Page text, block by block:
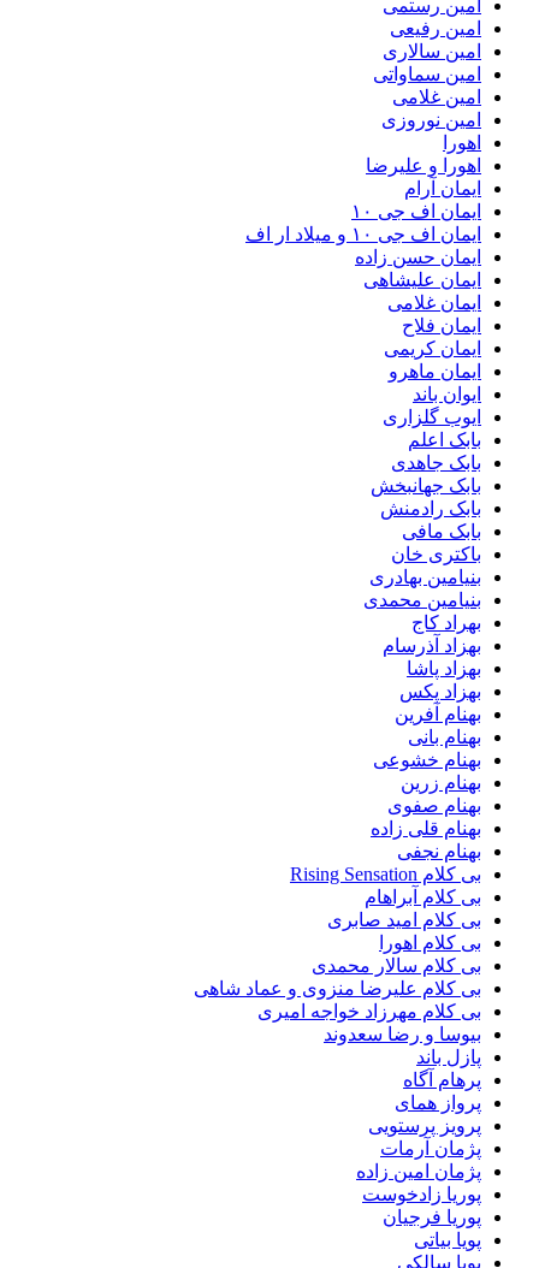
امین رستمی
امین رفیعی
امین سالاری
امین سماواتی
امین غلامی
امین نوروزی
اهورا
اهورا و علیرضا
ایمان آرام
ایمان اف جی ۱۰
ایمان اف جی ۱۰ و میلاد ار اف
ایمان حسن زاده
ایمان علیشاهی
ایمان غلامی
ایمان فلاح
ایمان کریمی
ایمان ماهرو
ایوان باند
ایوب گلزاری
بابک اعلم
بابک جاهدی
بابک جهانبخش
بابک رادمنش
بابک مافی
باکتری خان
بنیامین بهادری
بنیامین محمدی
بهراد کاج
بهزاد آذرسام
بهزاد پاشا
بهزاد پکس
بهنام آفرین
بهنام بانی
بهنام خشوعی
بهنام زرین
بهنام صفوی
بهنام قلی زاده
بهنام نجفی
بی کلام Rising Sensation
بی کلام آبراهام
بی کلام امید صابری
بی کلام اهورا
بی کلام سالار محمدی
بی کلام علیرضا منزوی و عماد شاهی
بی کلام مهرزاد خواجه امیری
بیوسا و رضا سعدوند
پازل باند
پرهام آگاه
پرواز همای
پرویز پرستویی
پژمان آرمات
پژمان امین زاده
پوریا زادخوست
پوریا فرجیان
پویا بیاتی
پویا سالکی